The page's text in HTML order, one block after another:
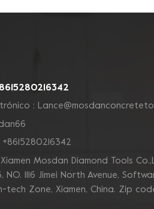
Abrasivo
De Polvo
De Corte De
:
+8615280216342
: Xiamen Mosdan Diamond Tools
NO. 1116 Jimei North Avenue,
tech Zone, Xiamen, China. Zip